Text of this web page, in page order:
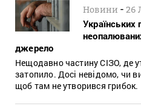
Новини -26
джерело
Нещодавно частину СІЗО, де
затопило. Досі невідомо, чи
щоб там не утворився грибок.